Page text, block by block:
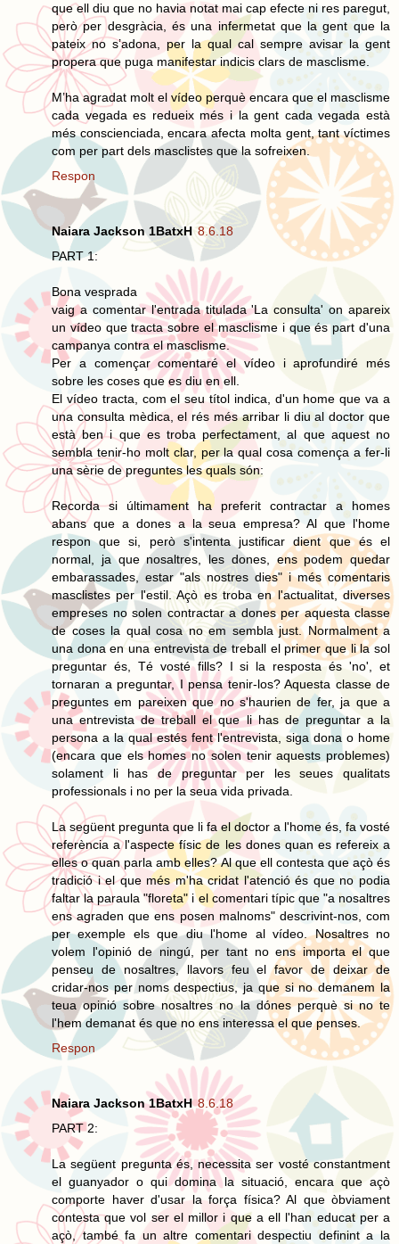
que ell diu que no havia notat mai cap efecte ni res paregut,
però per desgràcia, és una infermetat que la gent que la
pateix no s’adona, per la qual cal sempre avisar la gent
propera que puga manifestar indicis clars de masclisme.
M’ha agradat molt el vídeo perquè encara que el masclisme
cada vegada es redueix més i la gent cada vegada està
més conscienciada, encara afecta molta gent, tant víctimes
com per part dels masclistes que la sofreixen.
Respon
Naiara Jackson 1BatxH 8.6.18
PART 1:
Bona vesprada
vaig a comentar l'entrada titulada 'La consulta' on apareix
un vídeo que tracta sobre el masclisme i que és part d'una
campanya contra el masclisme.
Per a començar comentaré el vídeo i aprofundiré més
sobre les coses que es diu en ell.
El vídeo tracta, com el seu títol indica, d'un home que va a
una consulta mèdica, el rés més arribar li diu al doctor que
està ben i que es troba perfectament, al que aquest no
sembla tenir-ho molt clar, per la qual cosa comença a fer-li
una sèrie de preguntes les quals són:
Recorda si últimament ha preferit contractar a homes
abans que a dones a la seua empresa? Al que l'home
respon que si, però s'intenta justificar dient que és el
normal, ja que nosaltres, les dones, ens podem quedar
embarassades, estar "als nostres dies" i més comentaris
masclistes per l'estil. Açò es troba en l'actualitat, diverses
empreses no solen contractar a dones per aquesta classe
de coses la qual cosa no em sembla just. Normalment a
una dona en una entrevista de treball el primer que li la sol
preguntar és, Té vosté fills? I si la resposta és 'no', et
tornaran a preguntar, I pensa tenir-los? Aquesta classe de
preguntes em pareixen que no s'haurien de fer, ja que a
una entrevista de treball el que li has de preguntar a la
persona a la qual estés fent l'entrevista, siga dona o home
(encara que els homes no solen tenir aquests problemes)
solament li has de preguntar per les seues qualitats
professionals i no per la seua vida privada.
La següent pregunta que li fa el doctor a l'home és, fa vosté
referència a l'aspecte físic de les dones quan es refereix a
elles o quan parla amb elles? Al que ell contesta que açò és
tradició i el que més m'ha cridat l'atenció és que no podia
faltar la paraula "floreta" i el comentari típic que "a nosaltres
ens agraden que ens posen malnoms" descrivint-nos, com
per exemple els que diu l'home al vídeo. Nosaltres no
volem l'opinió de ningú, per tant no ens importa el que
penseu de nosaltres, llavors feu el favor de deixar de
cridar-nos per noms despectius, ja que si no demanem la
teua opinió sobre nosaltres no la dónes perquè si no te
l'hem demanat és que no ens interessa el que penses.
Respon
Naiara Jackson 1BatxH 8.6.18
PART 2:
La següent pregunta és, necessita ser vosté constantment
el guanyador o qui domina la situació, encara que açò
comporte haver d'usar la força física? Al que òbviament
contesta que vol ser el millor i que a ell l'han educat per a
açò, també fa un altre comentari despectiu definint a la